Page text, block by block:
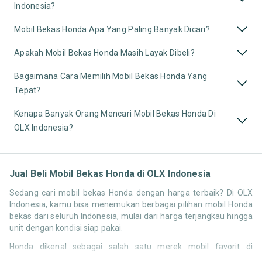
Indonesia?
Mobil Bekas Honda Apa Yang Paling Banyak Dicari?
Apakah Mobil Bekas Honda Masih Layak Dibeli?
Bagaimana Cara Memilih Mobil Bekas Honda Yang
Tepat?
Kenapa Banyak Orang Mencari Mobil Bekas Honda Di
OLX Indonesia?
Jual Beli Mobil Bekas Honda di OLX Indonesia
Sedang cari mobil bekas Honda dengan harga terbaik? Di OLX
Indonesia, kamu bisa menemukan berbagai pilihan mobil Honda
bekas dari seluruh Indonesia, mulai dari harga terjangkau hingga
unit dengan kondisi siap pakai.
Honda dikenal sebagai salah satu merek mobil favorit di